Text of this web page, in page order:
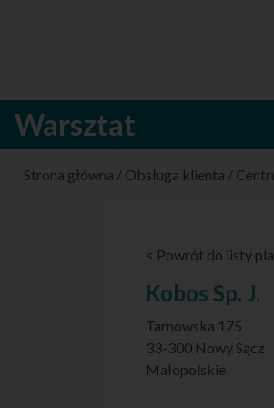
Warsztat
Strona główna / Obsługa klienta /
< Powrót do listy
Kobos Sp. J.
Tarnowska 175
33-300 Nowy Sącz
Małopolskie